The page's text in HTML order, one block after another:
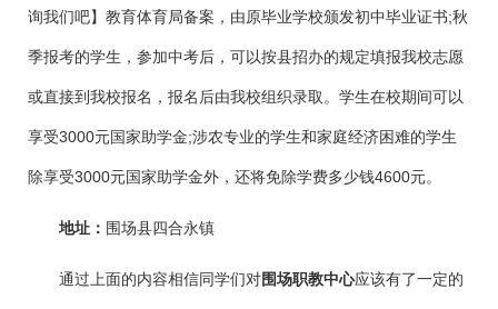
询我们吧】教育体育局备案，由原毕业学校颁发初中毕业证书;秋
季报考的学生，参加中考后，可以按县招办的规定填报我校志愿
或直接到我校报名，报名后由我校组织录取。学生在校期间可以
享受3000元国家助学金;涉农专业的学生和家庭经济困难的学生
除享受3000元国家助学金外，还将免除学费多少钱4600元。
地址： 围场县四合永镇
通过上面的内容相信同学们对围场职教中心应该有了一定的